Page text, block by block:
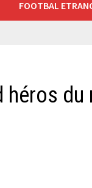
FOOTBAL
héros du